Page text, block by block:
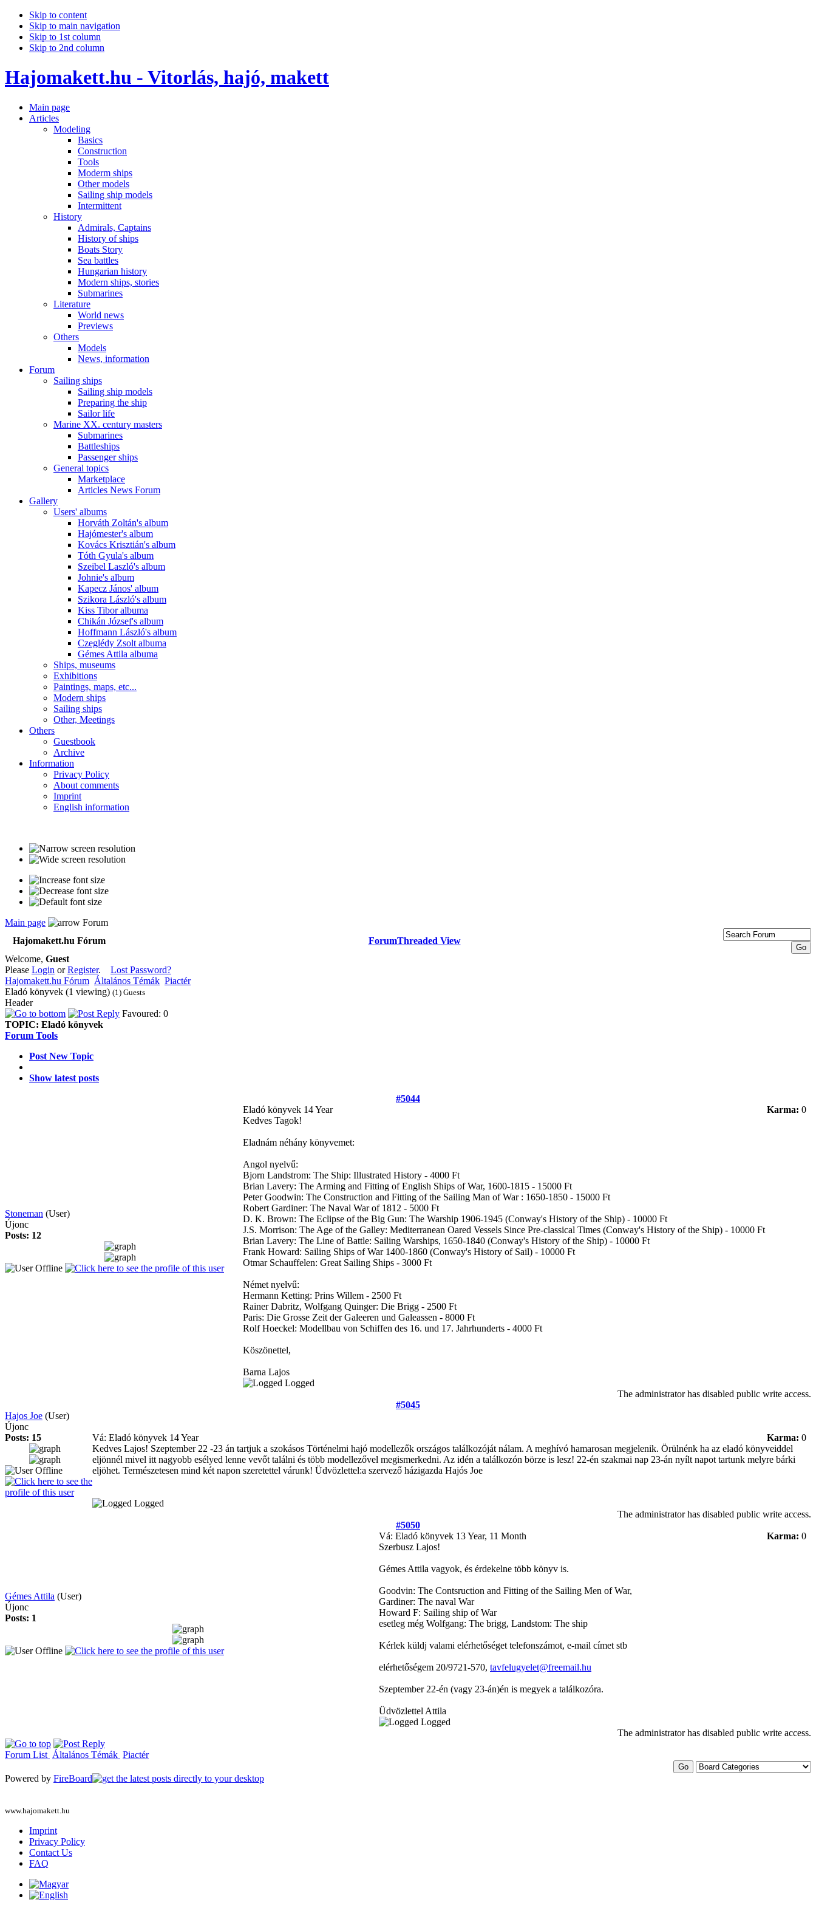
Skip to content
Skip to main navigation
Skip to 1st column
Skip to 2nd column
Hajomakett.hu - Vitorlás, hajó, makett
Main page
Articles
Modeling
Basics
Construction
Tools
Moderm ships
Other models
Sailing ship models
Intermittent
History
Admirals, Captains
History of ships
Boats Story
Sea battles
Hungarian history
Modern ships, stories
Submarines
Literature
World news
Previews
Others
Models
News, information
Forum
Sailing ships
Sailing ship models
Preparing the ship
Sailor life
Marine XX. century masters
Submarines
Battleships
Passenger ships
General topics
Marketplace
Articles News Forum
Gallery
Users' albums
Horváth Zoltán's album
Hajómester's album
Kovács Krisztián's album
Tóth Gyula's album
Szeibel Laszló's album
Johnie's album
Kapecz János' album
Szikora László's album
Kiss Tibor albuma
Chikán József's album
Hoffmann László's album
Czeglédy Zsolt albuma
Gémes Attila albuma
Ships, museums
Exhibitions
Paintings, maps, etc...
Modern ships
Sailing ships
Other, Meetings
Others
Guestbook
Archive
Information
Privacy Policy
About comments
Imprint
English information
Main page
Forum
Hajomakett.hu Fórum
ForumThreaded View
Welcome, Guest
Please Login orRegister. Lost Password?
Hajomakett.hu Fórum Általános Témák Piactér
Eladó könyvek (1 viewing) (1) Guests
Header
Favoured: 0
TOPIC: Eladó könyvek
Forum Tools
Post New Topic
Show latest posts
#5044
Stoneman (User)
Újonc
Posts: 12
Eladó könyvek 14 Year Karma: 0
Kedves Tagok!
Eladnám néhány könyvemet:
Angol nyelvű:
Bjorn Landstrom: The Ship: Illustrated History - 4000 Ft
Brian Lavery: The Arming and Fitting of English Ships of War, 1600-1815 - 15000 Ft
Peter Goodwin: The Construction and Fitting of the Sailing Man of War : 1650-1850 - 15000 Ft
Robert Gardiner: The Naval War of 1812 - 5000 Ft
D. K. Brown: The Eclipse of the Big Gun: The Warship 1906-1945 (Conway's History of the Ship) - 10000 Ft
J.S. Morrison: The Age of the Galley: Mediterranean Oared Vessels Since Pre-classical Times (Conway's History of the Ship) - 10000 Ft
Brian Lavery: The Line of Battle: Sailing Warships, 1650-1840 (Conway's History of the Ship) - 10000 Ft
Frank Howard: Sailing Ships of War 1400-1860 (Conway's History of Sail) - 10000 Ft
Otmar Schauffelen: Great Sailing Ships - 3000 Ft
Német nyelvű:
Hermann Ketting: Prins Willem - 2500 Ft
Rainer Dabritz, Wolfgang Quinger: Die Brigg - 2500 Ft
Paris: Die Grosse Zeit der Galeeren und Galeassen - 8000 Ft
Rolf Hoeckel: Modellbau von Schiffen des 16. und 17. Jahrhunderts - 4000 Ft
Köszönettel,
Barna Lajos
Logged
The administrator has disabled public write access.
#5045
Hajos Joe (User)
Újonc
Posts: 15
Vá: Eladó könyvek 14 Year Karma: 0
Kedves Lajos! Szeptember 22 -23 án tartjuk a szokásos Történelmi hajó modellezők országos találkozóját nálam. A meghívó hamarosan megjelenik. Örülnénk ha az eladó könyveiddel
eljönnél mivel itt nagyobb esélyed lenne vevőt találni és több modellezővel megismerkedni. Az idén a találkozón börze is lesz! 22-én szakmai nap 23-án nyílt napot tartunk melyre bárki
eljöhet. Természetesen mind két napon szeretettel várunk! Üdvözlettel:a szervező házigazda Hajós Joe
Logged
The administrator has disabled public write access.
#5050
Gémes Attila (User)
Újonc
Posts: 1
Vá: Eladó könyvek 13 Year, 11 Month Karma: 0
Szerbusz Lajos!
Gémes Attila vagyok, és érdekelne több könyv is.
Goodvin: The Contsruction and Fitting of the Sailing Men of War,
Gardiner: The naval War
Howard F: Sailing ship of War
esetleg még Wolfgang: The brigg, Landstom: The ship
Kérlek küldj valami elérhetőséget telefonszámot, e-mail címet stb
elérhetőségem 20/9721-570, tavfelugyelet@freemail.hu
Szeptember 22-én (vagy 23-án)én is megyek a találkozóra.
Üdvözlettel Attila
Logged
The administrator has disabled public write access.
Forum List Általános Témák Piactér
Powered by FireBoard
www.hajomakett.hu
Imprint
Privacy Policy
Contact Us
FAQ